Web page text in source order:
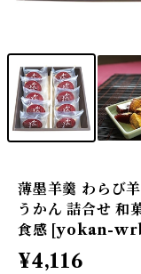
薄墨羊羹 わらび
うかん 詰合せ 和
食感 [yokan-
¥4,116